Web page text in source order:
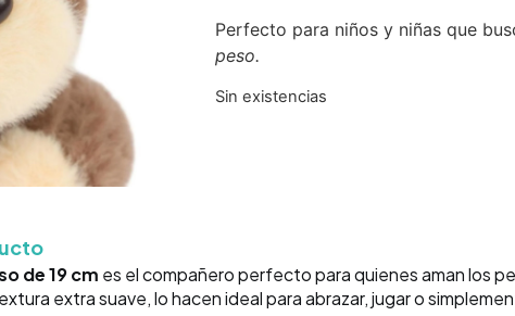
Perfecto para niños y niñas que
peso.
Sin existencias
de 19 cm es el compañero perfecto para quienes aman los
extra suave, lo hacen ideal para abrazar, jugar o